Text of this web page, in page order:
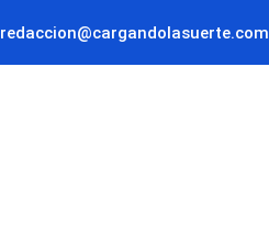
redaccion@cargandolasuerte.com